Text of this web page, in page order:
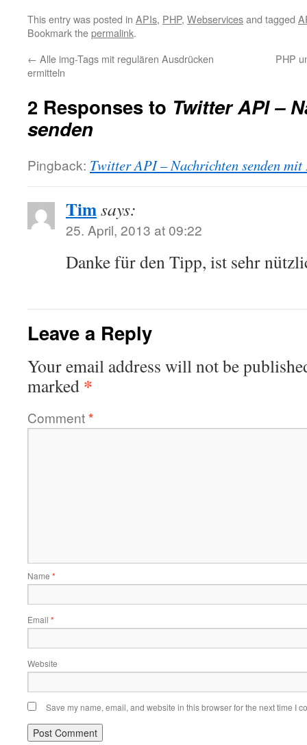
This entry was posted in APIs, PHP, Webservicesand tagged
Bookmark thepermalink.
← Alle img-Tags mit regulären Ausdrücken
ermitteln
PHP
2 Responses to Twitter API –
senden
Pingback: Twitter API – Nachrichten senden
Timsays:
25. April, 2013 at 09:22
Danke für den Tipp, ist sehr
Leave a Reply
Your email address will not be
marked *
Comment*
Name *
Email *
Website
Save my name, email, and website in this browser for the next time I